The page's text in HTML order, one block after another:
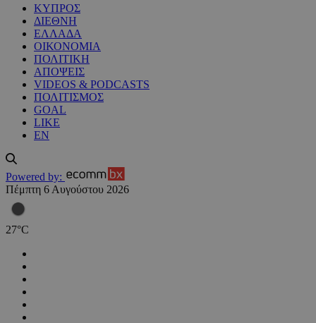
ΚΥΠΡΟΣ
ΔΙΕΘΝΗ
ΕΛΛΑΔΑ
ΟΙΚΟΝΟΜΙΑ
ΠΟΛΙΤΙΚΗ
ΑΠΟΨΕΙΣ
VIDEOS & PODCASTS
ΠΟΛΙΤΙΣΜΟΣ
GOAL
LIKE
EN
Powered by:
Πέμπτη 6 Αυγούστου 2026
27°C